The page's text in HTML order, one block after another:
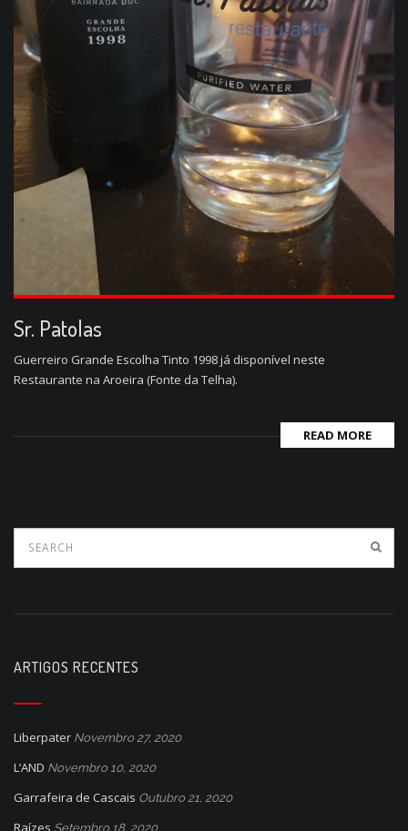
Sr. Patolas
Guerreiro Grande Escolha Tinto 1998 já disponível neste
Restaurante na Aroeira (Fonte da Telha).
READ MORE
ARTIGOS RECENTES
Liberpater Novembro 27, 2020
L’AND Novembro 10, 2020
Garrafeira de Cascais Outubro 21, 2020
Raízes Setembro 18, 2020